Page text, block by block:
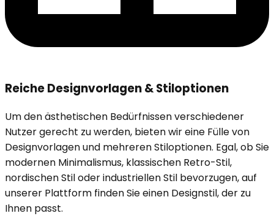
Reiche Designvorlagen & Stiloptionen
Um den ästhetischen Bedürfnissen verschiedener
Nutzer gerecht zu werden, bieten wir eine Fülle von
Designvorlagen und mehreren Stiloptionen. Egal, ob Sie
modernen Minimalismus, klassischen Retro-Stil,
nordischen Stil oder industriellen Stil bevorzugen, auf
unserer Plattform finden Sie einen Designstil, der zu
Ihnen passt.